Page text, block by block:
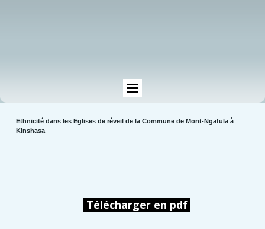
Ethnicité dans les Eglises de réveil de la Commune de Mont-Ngafula à
Kinshasa
Télécharger en pdf